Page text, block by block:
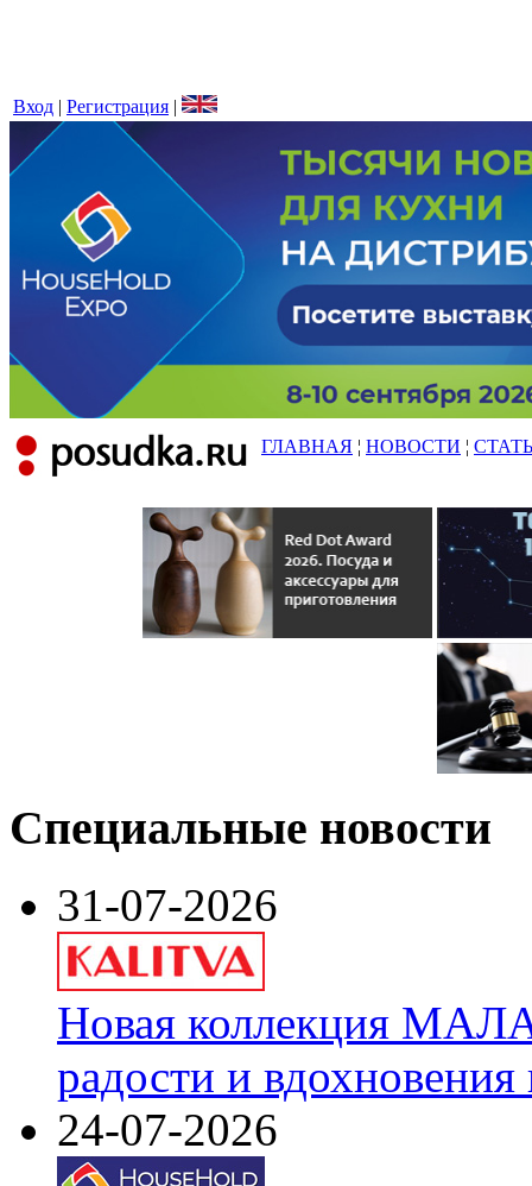
Вход | Регистрация |
ГЛАВНАЯ ¦ НОВОСТИ ¦
Специальные новости
31-07-2026
Новая коллекция
радости и
24-07-2026